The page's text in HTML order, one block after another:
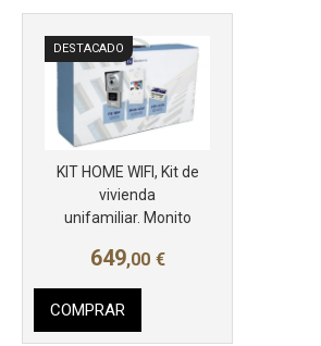
DESTACADO
KIT HOME WIFI, Kit de
vivienda
unifamiliar. Monito
649,00 €
COMPRAR